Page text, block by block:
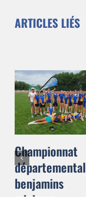
ARTICLES LIÉS
Championnat
départemental
benjamins